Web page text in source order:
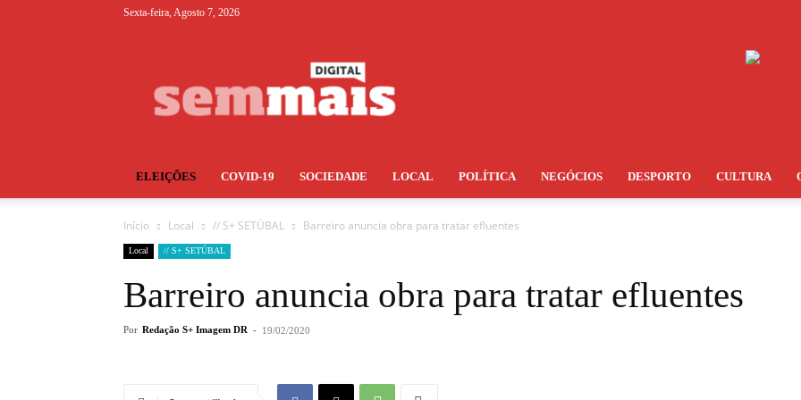
Sexta-feira, Agosto 7, 2026
ELEIÇÕES COVID-19 SOCIEDADE LOCAL POLÍTICA NEGÓCIOS DESPORTO CULTURA
Início Local // S+ SETÚBAL Barreiro anuncia obra para tratar efluentes
Local // S+ SETÚBAL
Barreiro anuncia obra para tratar efluentes
Por Redação S+ Imagem DR - 19/02/2020